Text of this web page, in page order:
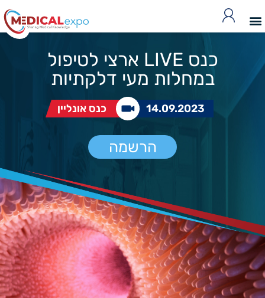
כנס LIVE ארצי לטיפול
במחלות מעי דלקתיות
14.09.2023 כנס אונליין
הרשמה